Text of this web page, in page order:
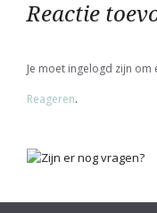
Reactie
Je moet ingelogd zijn om
Reageren.